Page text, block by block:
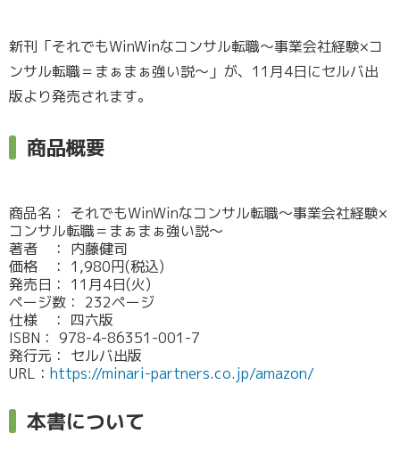
新刊「それでもWinWinなコンサル転職～事業会社経験×コ
ンサル転職＝まぁまぁ強い説～」が、11月4日にセルバ出
版より発売されます。
商品概要
商品名： それでもWinWinなコンサル転職～事業会社経験×
コンサル転職＝まぁまぁ強い説～
著者 ： 内藤健司
価格 ： 1,980円(税込)
発売日： 11月4日(火)
ページ数： 232ページ
仕様 ： 四六版
ISBN： 978-4-86351-001-7
発行元： セルバ出版
URL： https://minari-partners.co.jp/amazon/
本書について